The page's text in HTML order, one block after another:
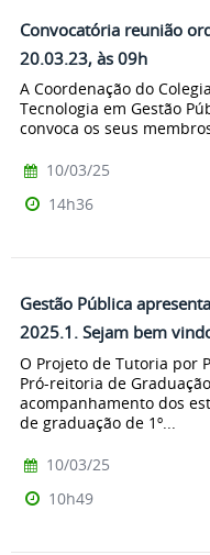
Convocatória reunião
20.03.23, às 09h
A Coordenação do
Tecnologia em Gestão
convoca os seus
10/03/25
14h36
Gestão Pública
2025.1. Sejam bem
O Projeto de Tutoria por
Pró-reitoria de
acompanhamento dos
de graduação de 1º...
10/03/25
10h49